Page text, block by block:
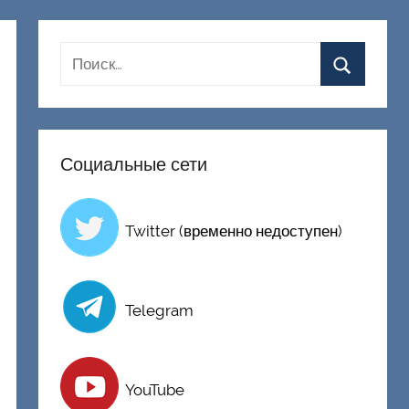
Социальные сети
Twitter (временно недоступен)
Telegram
YouTube